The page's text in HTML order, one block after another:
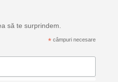
să te surprindem.
* câmpuri necesare